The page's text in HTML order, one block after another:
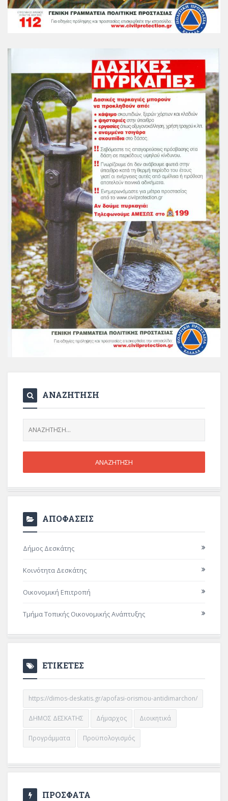
ΑΝΑΖΗΤΗΣΗ
ΑΠΟΦΑΣΕΙΣ
Δήμος Δεσκάτης
Κοινότητα Δεσκάτης
Οικονομική Επιτροπή
Τμήμα Τοπικής Οικονομικής Ανάπτυξης
ΕΤΙΚΕΤΕΣ
https://dimos-deskatis.gr/apofasi-orismou-antidimarchon/
ΔΗΜΟΣ ΔΕΣΚΑΤΗΣ Δήμαρχος Διοικητικά
Προγράμματα Προϋπολογισμός
ΠΡΟΣΦΑΤΑ